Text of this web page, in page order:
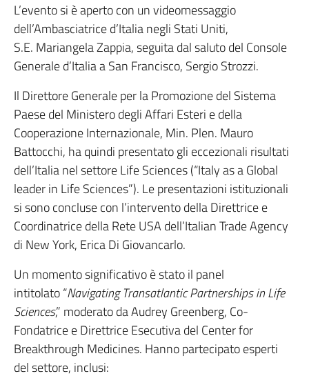
L’evento si è aperto con un videomessaggio
dell’Ambasciatrice d’Italia negli Stati Uniti,
S.E. Mariangela Zappia, seguita dal saluto del Console
Generale d’Italia a San Francisco, Sergio Strozzi.
Il Direttore Generale per la Promozione del Sistema
Paese del Ministero degli Affari Esteri e della
Cooperazione Internazionale, Min. Plen. Mauro
Battocchi, ha quindi presentato gli eccezionali risultati
dell’Italia nel settore Life Sciences (“Italy as a Global
leader in Life Sciences”). Le presentazioni istituzionali
si sono concluse con l’intervento della Direttrice e
Coordinatrice della Rete USA dell’Italian Trade Agency
di New York, Erica Di Giovancarlo.
Un momento significativo è stato il panel
intitolato “Navigating Transatlantic Partnerships in Life
Sciences,” moderato da Audrey Greenberg, Co-
Fondatrice e Direttrice Esecutiva del Center for
Breakthrough Medicines. Hanno partecipato esperti
del settore, inclusi: